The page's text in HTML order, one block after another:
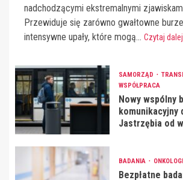
nadchodzącymi ekstremalnymi
Przewiduje się zarówno gwałtowne
intensywne upały, które mogą... Czytaj dalej
SAMORZĄD
WSPÓŁPRACA
Nowy wspólny
komunikacyjny
Jastrzębia od
BADANIA
Bezpłatne